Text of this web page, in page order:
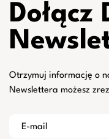
Dołącz
Otrzymuj informację o
Newslettera możesz